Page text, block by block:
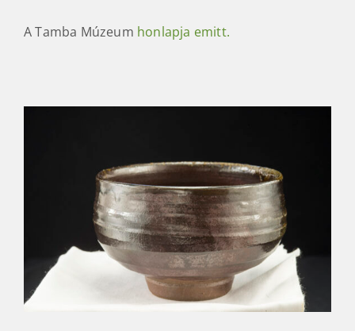
A Tamba Múzeum honlapja emitt.